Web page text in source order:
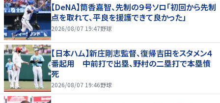
【DeNA】筒香嘉智、先制の９号ソロ「初回から先制
点を取れて、平良を援護できて良かった」
2026/08/07 19:47野球
【日本ハム】新庄剛志監督、復帰吉田をスタメン４
番起用 中前打で出塁、野村の二塁打で本塁憤
死
2026/08/07 19:46野球